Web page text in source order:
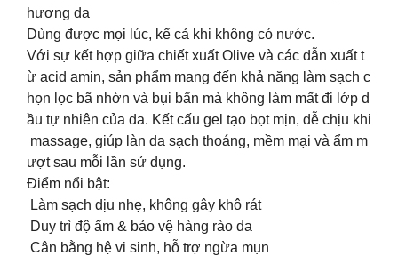
hương da
Dùng được mọi lúc, kể cả khi không có nước.
Với sự kết hợp giữa chiết xuất Olive và các dẫn xuất t
ừ acid amin, sản phẩm mang đến khả năng làm sạch c
họn lọc bã nhờn và bụi bẩn mà không làm mất đi lớp d
ầu tự nhiên của da. Kết cấu gel tạo bọt mịn, dễ chịu khi
massage, giúp làn da sạch thoáng, mềm mại và ẩm m
ượt sau mỗi lần sử dụng.
️Điểm nổi bật:
Làm sạch dịu nhẹ, không gây khô rát
Duy trì độ ẩm & bảo vệ hàng rào da
Cân bằng hệ vi sinh, hỗ trợ ngừa mụn